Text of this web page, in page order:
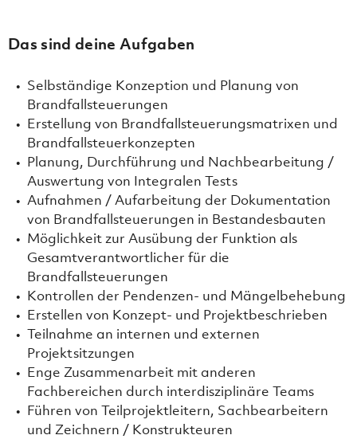
Das sind deine Aufgaben
Selbständige Konzeption und Planung von
Brandfallsteuerungen
Erstellung von Brandfallsteuerungsmatrixen und
Brandfallsteuerkonzepten
Planung, Durchführung und Nachbearbeitung /
Auswertung von Integralen Tests
Aufnahmen / Aufarbeitung der Dokumentation
von Brandfallsteuerungen in Bestandesbauten
Möglichkeit zur Ausübung der Funktion als
Gesamtverantwortlicher für die
Brandfallsteuerungen
Kontrollen der Pendenzen- und Mängelbehebung
Erstellen von Konzept- und Projektbeschrieben
Teilnahme an internen und externen
Projektsitzungen
Enge Zusammenarbeit mit anderen
Fachbereichen durch interdisziplinäre Teams
Führen von Teilprojektleitern, Sachbearbeitern
und Zeichnern / Konstrukteuren